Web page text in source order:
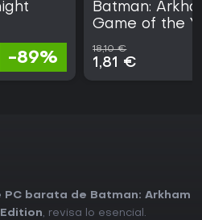
-89%
Batman:
Game of the
18,10 €
1,81 €
PC barata de Batman: Arkham
, revisa lo esencial.